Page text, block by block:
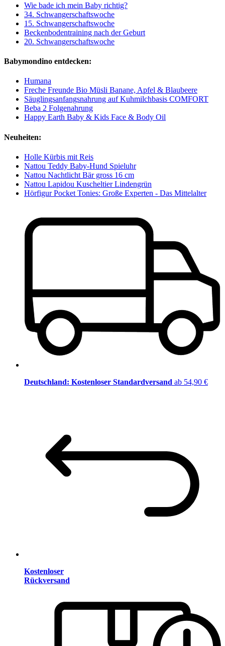
Wie bade ich mein Baby richtig?
34. Schwangerschaftswoche
15. Schwangerschaftswoche
Beckenbodentraining nach der Geburt
20. Schwangerschaftswoche
Babymondino entdecken:
Humana
Freche Freunde Bio Müsli Banane, Apfel & Blaubeere
Säuglingsanfangsnahrung auf Kuhmilchbasis COMFORT
Beba 2 Folgenahrung
Happy Earth Baby & Kids Face & Body Oil
Neuheiten:
Holle Kürbis mit Reis
Nattou Teddy Baby-Hund Spieluhr
Nattou Nachtlicht Bär gross 16 cm
Nattou Lapidou Kuscheltier Lindengrün
Hörfigur Pocket Tonies: Große Experten - Das Mittelalter
Deutschland: Kostenloser Standardversand ab 54,90 €
Kostenloser
Rückversand